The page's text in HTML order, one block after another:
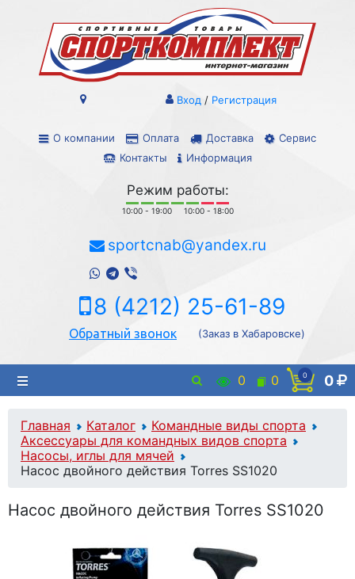
О компании Оплата Доставка
Сервис
Контакты
Информация
Вход / Регистрация
Режим работы:
10:00 - 19:00 10:00 - 18:00
sportcnab@yandex.ru
8 (4212) 25-61-89
Обратный звонок (Заказ в Хабаровске)
0 0 0 0
Главная Каталог
Командные виды спорта
Аксессуары для командных видов спорта
Насосы, иглы для мячей
Насос двойного действия Torres SS1020
Насос двойного действия Torres SS1020